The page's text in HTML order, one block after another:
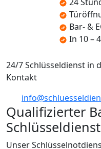
24
Bar- &
In 10 –
24/7 Schlüsseldienst in
Kontakt
Qualifizierter
Unser